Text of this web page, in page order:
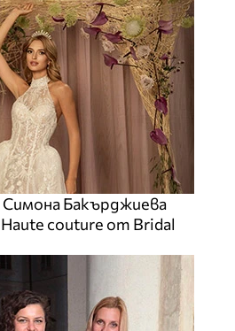
Симона Бакърджиева
couture от Bridal